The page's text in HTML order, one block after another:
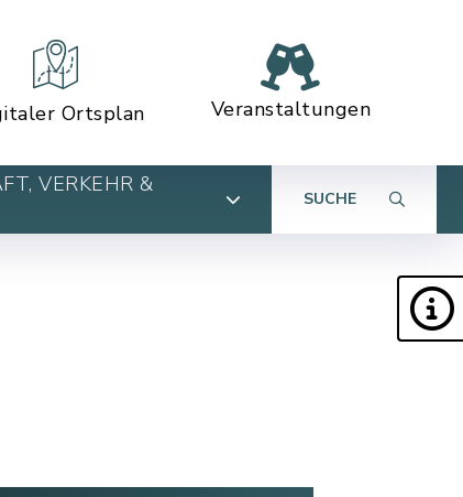
Ortsplan Veranstaltungen
VERKEHR &
SUCHE